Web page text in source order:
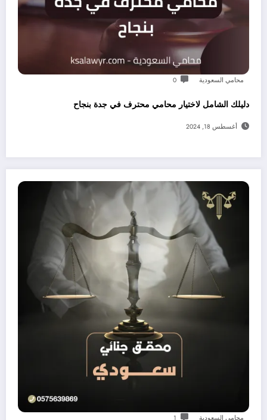
محامي السعودية 0
دليلك الشامل لاختيار محامي محترف في جدة بنجاح
أغسطس 18, 2024
محامي السعودية 1